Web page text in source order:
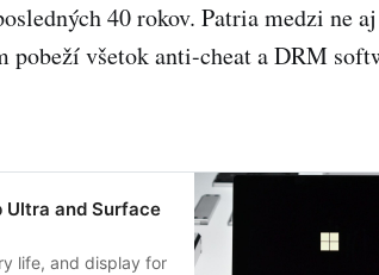
40 rokov. Patria medzi ne
pobeží všetok anti-cheat a DRM
Ultra and Surface
life, and display for